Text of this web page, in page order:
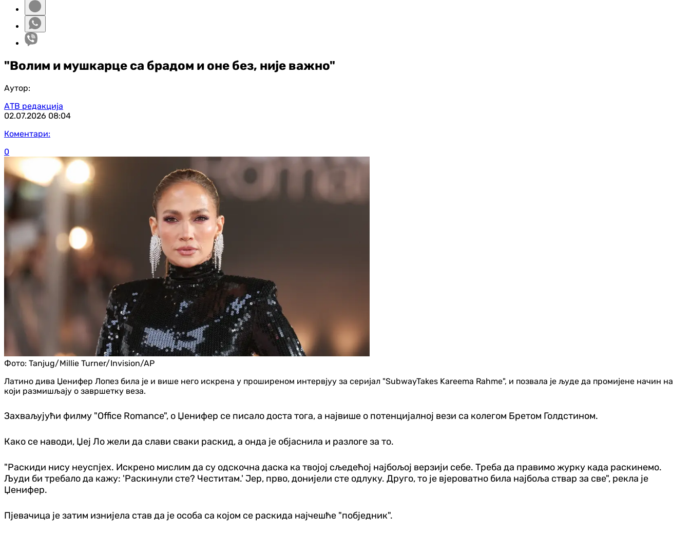
"Волим и мушкарце са брадом и оне без, није важно"
Аутор:
АТВ редакција
02.07.2026 08:04
Коментари:
0
Фото: Tanjug/Millie Turner/Invision/AP
Латино дива Џенифер Лопез била је и више него искрена у проширеном интервјуу за серијал "SubwayTakes Kareema Rahme", и позвала је људе да промијене начин на
који размишљају о завршетку веза.
Захваљујући филму "Office Romance", о Џенифер се писало доста тога, а највише о потенцијалној вези са колегом Бретом Голдстином.
Како се наводи, Џеј Ло жели да слави сваки раскид, а онда је објаснила и разлоге за то.
"Раскиди нису неуспјех. Искрено мислим да су одскочна даска ка твојој сљедећој најбољој верзији себе. Треба да правимо журку када раскинемо.
Људи би требало да кажу: 'Раскинули сте? Честитам.' Јер, прво, донијели сте одлуку. Друго, то је вјероватно била најбоља ствар за све", рекла је
Џенифер.
Пјевачица је затим изнијела став да је особа са којом се раскида најчешће "побједник".